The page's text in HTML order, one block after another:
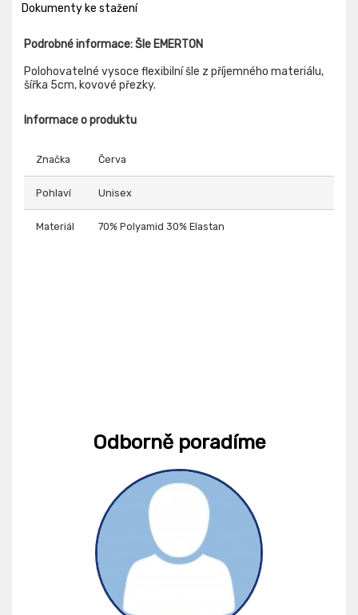
Dokumenty ke stažení
Podrobné informace: Šle EMERTON
Polohovatelné vysoce flexibilní šle z příjemného materiálu,
šířka 5cm, kovové přezky.
Informace o produktu
Značka Červa
Pohlaví Unisex
Materiál 70% Polyamid 30% Elastan
Odborně poradíme